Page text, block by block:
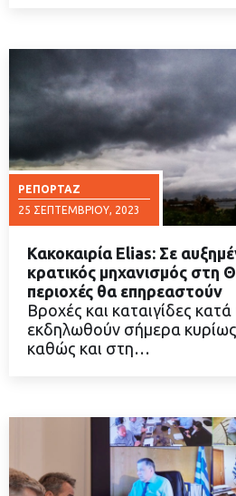
ΡΕΠΟΡΤΆΖ
25 ΣΕΠΤΕΜΒΡΊΟΥ, 2023
ΔΙΑΒΑΣΤΕ
Κακοκαιρία Elias: Σε
κρατικός μηχανισμός στη
περιοχές θα επηρεαστούν
Βροχές και καταιγίδες
εκδηλωθούν σήμερα
καθώς και στη…